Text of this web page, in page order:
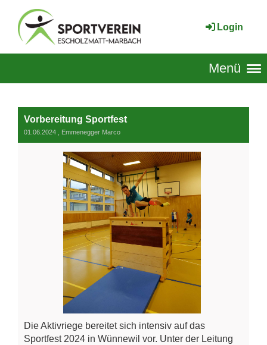
Login
Menü
Vorbereitung Sportfest
01.06.2024 , Emmenegger Marco
Die Aktivriege bereitet sich intensiv auf das
Sportfest 2024 in Wünnewil vor. Unter der Leitung